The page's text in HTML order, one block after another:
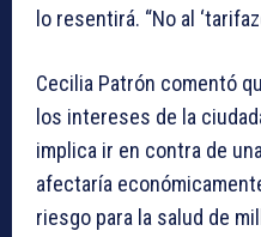
lo resentirá. “No al
Cecilia Patrón comentó
los intereses de la
implica ir en contra de
afectaría
riesgo para la salud de